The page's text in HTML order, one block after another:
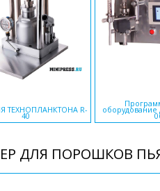
ТЕХНОПЛАНКТОНА R-
40
оборудование
ДЛЯ ПОРОШКОВ